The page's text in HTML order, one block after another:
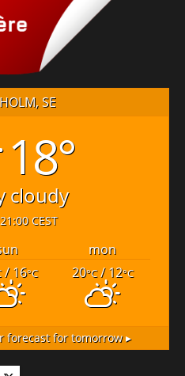
SE
18°
cloudy
21:00 CEST
mon
/ 16°C 20°C/ 12°C
forecast for tomorrow ▸